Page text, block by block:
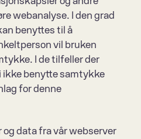
webanalyse. I den grad
benyttes til å
vil bruken
I de tilfeller der
ikke benytte samtykke
for denne
data fra vår webserver